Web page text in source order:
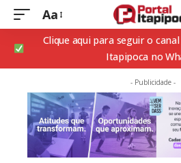
Aa
Clique aqui para seguir o
Itapipoca no
- Publicidade -